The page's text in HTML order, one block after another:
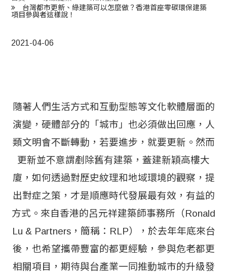
團 Square Rich
台灣都市更新、綠建築可以怎麼做？香港首座零碳環保建築
項目參與者這樣說！
2021-04-06
隨著人們生活方式和互動型態等文化軟體層面的
演變，硬體部分的「城市」也必須做出回應，人
類文明會不斷轉動，若要進步，就要更新。然而
更新並不意謂剷除舊有建築，蓋建新穎高樓大
廈，如何透過對歷史紋理和地域環境的觀察，提
出對症之策，才是順應時代發展最有效，有益的
方式。來自香港的呂元祥建築師事務所（Ronald
Lu & Partners，簡稱：RLP），於去年年底來台
後，也希望攜帶豐富的都更經驗，參與危老都更
相關項目，期待與台產業一同推動城市的升級發